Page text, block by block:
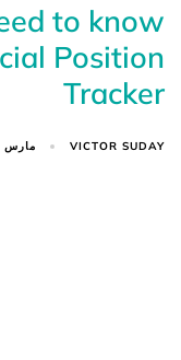
to know
Position
Tracker
VICTOR SUDAY مارس 1, 2022